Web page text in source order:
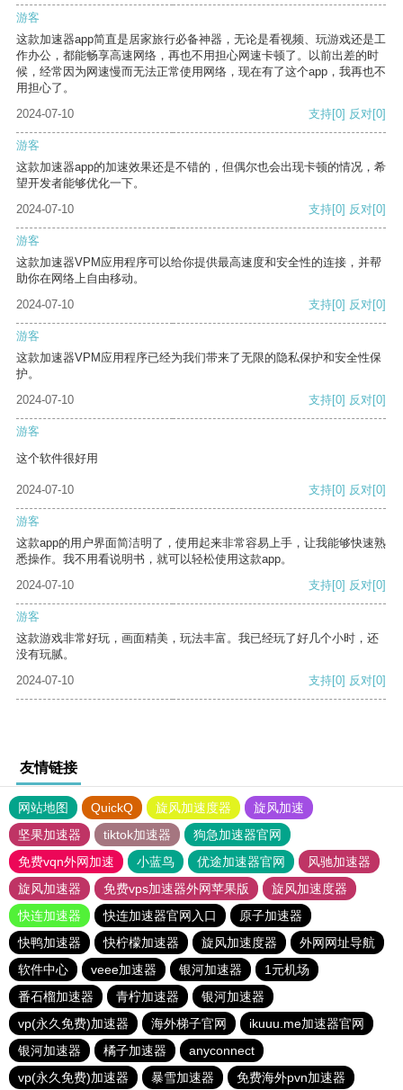
游客
这款加速器app简直是居家旅行必备神器，无论是看视频、玩游戏还是工
作办公，都能畅享高速网络，再也不用担心网速卡顿了。以前出差的时
候，经常因为网速慢而无法正常使用网络，现在有了这个app，我再也不
用担心了。
2024-07-10
支持[0] 反对[0]
游客
这款加速器app的加速效果还是不错的，但偶尔也会出现卡顿的情况，希
望开发者能够优化一下。
2024-07-10
支持[0] 反对[0]
游客
这款加速器VPM应用程序可以给你提供最高速度和安全性的连接，并帮
助你在网络上自由移动。
2024-07-10
支持[0] 反对[0]
游客
这款加速器VPM应用程序已经为我们带来了无限的隐私保护和安全性保
护。
2024-07-10
支持[0] 反对[0]
游客
这个软件很好用
2024-07-10 支持[0] 反对[0]
游客
这款app的用户界面简洁明了，使用起来非常容易上手，让我能够快速熟
悉操作。我不用看说明书，就可以轻松使用这款app。
2024-07-10
支持[0] 反对[0]
游客
这款游戏非常好玩，画面精美，玩法丰富。我已经玩了好几个小时，还
没有玩腻。
2024-07-10
支持[0] 反对[0]
友情链接
网站地图 QuickQ 旋风加速度器
旋风加速
坚果加速器
tiktok加速器
狗急加速器官网
免费vqn外网加速
小蓝鸟 优途加速器官网
风驰加速器
旋风加速器
免费vps加速器外网苹果版
旋风加速度器
快连加速器
快连加速器官网入口
原子加速器
快鸭加速器
快柠檬加速器 旋风加速度器
外网网址导航
软件中心
veee加速器 银河加速器
1元机场
番石榴加速器
青柠加速器
银河加速器
vp(永久免费)加速器
海外梯子官网
ikuuu.me加速器官网
银河加速器
橘子加速器
anyconnect
vp(永久免费)加速器
暴雪加速器 免费海外pvn加速器